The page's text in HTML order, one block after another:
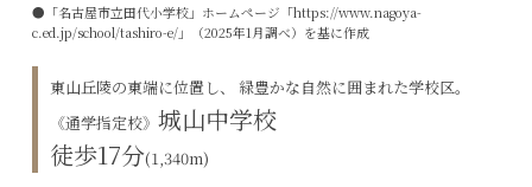
●「名古屋市立田代小学校」ホームページ「https://www.nagoya-
c.ed.jp/school/tashiro-e/」（2025年1月調べ）を基に作成
東山丘陵の東端に位置し、 緑豊かな自然に囲まれた学校区。
《通学指定校》 城山中学校
徒歩17分(1,340m)